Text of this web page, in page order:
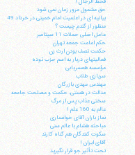
حق مشمول مرور زمان نمی شود
بیانیه ای در اعلمیت امام خمینی در خرداد 49
منظور از گندم چیست ؟
عامل اصلی حملات 11 سپتامبر
حکم امامت جمعه تهران
حکمت نصف بودن ارث زن
فعالیتهای دربار به اسم حزب توده
مؤسسه همسریابی
سربازی طلاب
مهندس مهدی بازرگان
عدالت در هستی، حکمت و مصلحت جامعه
سختی عذاب پس از مرگ
عالم به 160 علم !
نماز باران آقای خوانساری
مباحثه هشام با عالم سنی
سکوت کنندگان هم گناه کارند
آقای ایران !
تحت تأثیر جو قرار نگیرید